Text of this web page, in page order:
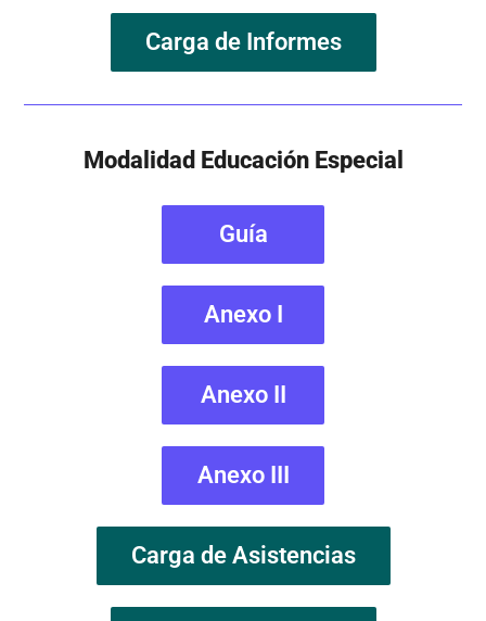
Carga de Informes
Modalidad Educación Especial
Guía
Anexo I
Anexo II
Anexo III
Carga de Asistencias